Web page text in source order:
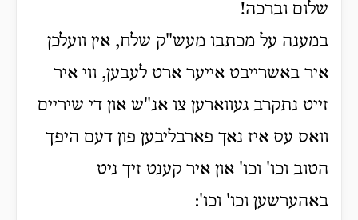
שלום וברכה!
במענה על מכתבו מעש"ק שלח, אין וועלכן
איר באשרייבט אייער ארט לעבען, ווי איר
זייט נתקרב געווארען צו אנ"ש און די שיריים
וואס עס איז נאך פארבליבען פון דעם היפך
הטוב וכו' וכו' און איר קענט זיך ניט
באהערשען וכו' וכו':